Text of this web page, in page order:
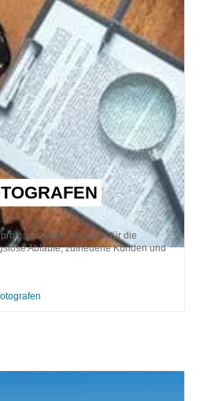
Vorlagen für die
Abläufe, zufriedene Kunden und